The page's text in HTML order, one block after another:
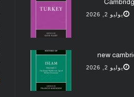
يوليو 2, 2026
new
يوليو 2, 2026